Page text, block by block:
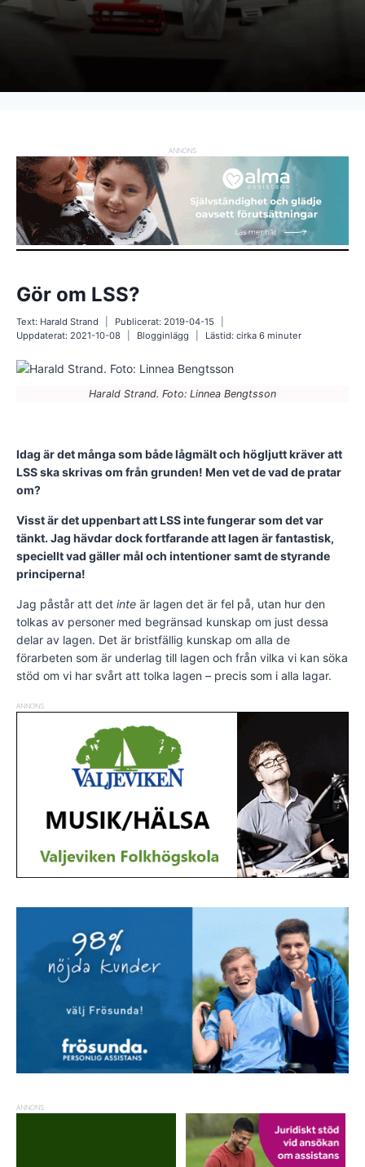
ANNONS
Gör om LSS?
Text: Harald Strand Publicerat: 2019-04-15
Uppdaterat: 2021-10-08 Blogginlägg Lästid: cirka6minuter
Harald Strand. Foto: Linnea Bengtsson
Idag är det många som både lågmält och högljutt kräver att
LSS ska skrivas om från grunden! Men vet de vad de pratar
om?
Visst är det uppenbart att LSS inte fungerar som det var
tänkt. Jag hävdar dock fortfarande att lagen är fantastisk,
speciellt vad gäller mål och intentioner samt de styrande
principerna!
Jag påstår att det inte är lagen det är fel på, utan hur den
tolkas av personer med begränsad kunskap om just dessa
delar av lagen. Det är bristfällig kunskap om alla de
förarbeten som är underlag till lagen och från vilka vi kan söka
stöd om vi har svårt att tolka lagen – precis som i alla lagar.
ANNONS
ANNONS